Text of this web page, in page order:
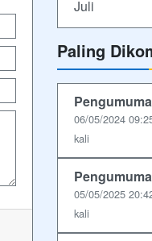
Juli
Paling
06/05/2024
kali
05/05/2025
kali